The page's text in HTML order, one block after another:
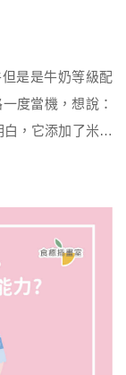
是是牛奶等級配
度當機，想說：
白，它添加了米蛋
情愛糾葛，蒐集
從消費者最困擾